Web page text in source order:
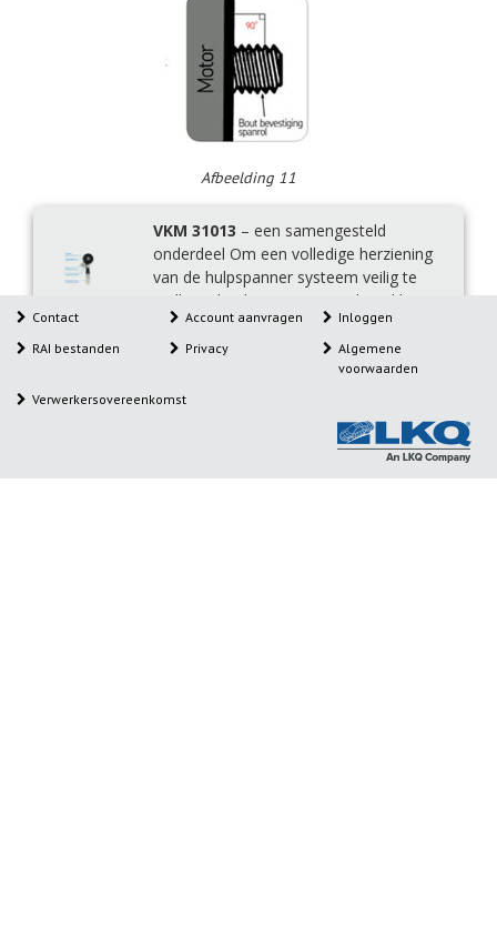
Afbeelding 11
VKM 31013 – een samengesteld
onderdeel Om een volledige herziening
van de hulpspanner systeem veilig te
stellen – bied SKF een compleet, klaar
gemonteerd onderdeel.
Contact Account aanvragen
Inloggen
RAI bestanden
Privacy
Algemene
voorwaarden
Verwerkersovereenkomst